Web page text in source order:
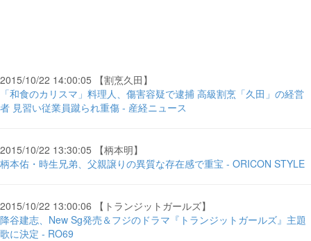
2015/10/22 14:00:05 【割烹久田】
「和食のカリスマ」料理人、傷害容疑で逮捕 高級割烹「久田」の経営
者 見習い従業員蹴られ重傷 - 産経ニュース
2015/10/22 13:30:05 【柄本明】
柄本佑・時生兄弟、父親譲りの異質な存在感で重宝 - ORICON STYLE
2015/10/22 13:00:06 【トランジットガールズ】
降谷建志、New Sg発売＆フジのドラマ『トランジットガールズ』主題
歌に決定 - RO69